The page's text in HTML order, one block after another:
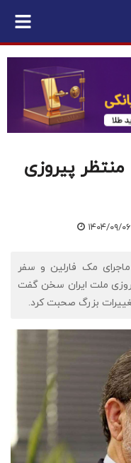
پیروزی
۰۶ - ۱۶:۲۰
مک فارلین و سفر
ملت ایران سخن گفت
تغییرات بزرگ صحبت کرد.